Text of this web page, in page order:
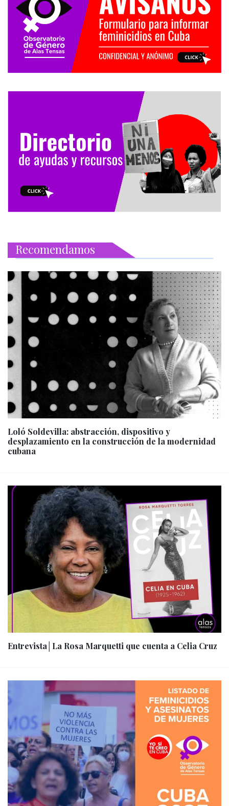
Recomendamos
Loló Soldevilla: abstracción, dispositivo y
desplazamiento en la construcción de la modernidad
cubana
Entrevista│La Rosa Marquetti que cuenta a Celia Cruz